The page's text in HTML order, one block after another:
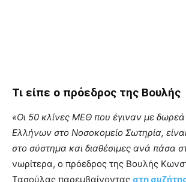
Τι είπε ο πρόεδρος της Βουλής
«Οι 50 κλίνες ΜΕΘ που έγιναν με
Ελλήνων στο Νοσοκομείο Σωτηρία,
στο σύστημα και διαθέσιμες ανά πάσα
νωρίτερα, ο πρόεδρος της Βουλής
Τασούλας παρεμβαίνοντας στη